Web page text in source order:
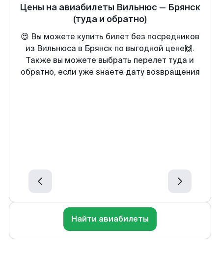
Цены на авиабилеты Вильнюс — Брянск
(туда и обратно)
😍 Вы можете купить билет без посредников
из Вильнюса в Брянск по выгодной цене🙌.
Также вы можете выбрать перелет туда и
обратно, если уже знаете дату возвращения
Найти авиабилеты